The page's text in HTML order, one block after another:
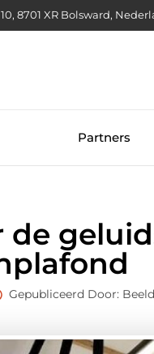
8701 XR Bolsward,
Partners
de
Gepubliceerd Door: